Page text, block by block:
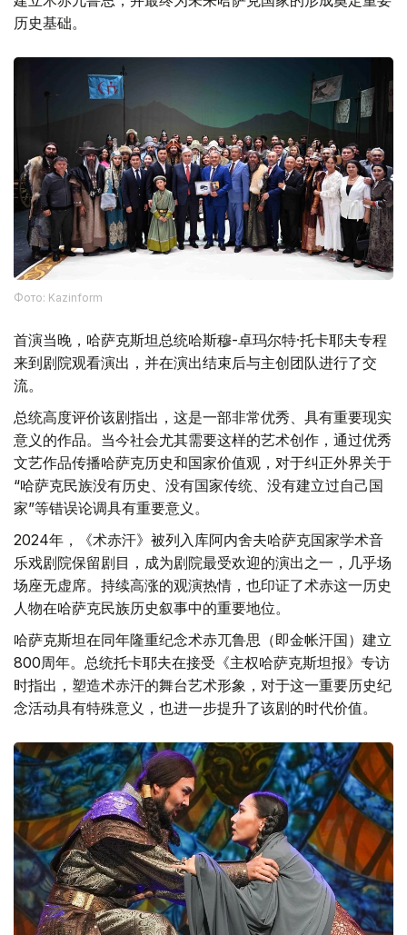
历史基础。
Фото: Kazinform
首演当晚，哈萨克斯坦总统哈斯穆-卓玛尔特·托卡耶夫专程
来到剧院观看演出，并在演出结束后与主创团队进行了交
流。
总统高度评价该剧指出，这是一部非常优秀、具有重要现实
意义的作品。当今社会尤其需要这样的艺术创作，通过优秀
文艺作品传播哈萨克历史和国家价值观，对于纠正外界关于
“哈萨克民族没有历史、没有国家传统、没有建立过自己国
家”等错误论调具有重要意义。
2024年，《术赤汗》被列入库阿内舍夫哈萨克国家学术音
乐戏剧院保留剧目，成为剧院最受欢迎的演出之一，几乎场
场座无虚席。持续高涨的观演热情，也印证了术赤这一历史
人物在哈萨克民族历史叙事中的重要地位。
哈萨克斯坦在同年隆重纪念术赤兀鲁思（即金帐汗国）建立
800周年。总统托卡耶夫在接受《主权哈萨克斯坦报》专访
时指出，塑造术赤汗的舞台艺术形象，对于这一重要历史纪
念活动具有特殊意义，也进一步提升了该剧的时代价值。